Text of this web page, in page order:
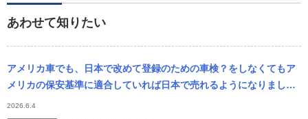
あわせて知りたい
アメリカ車でも、日本で改めて登録のための車検？をしなくてもア
メリカの保安基準に適合していれば日本で売れるようになりました
が、 結局アメリカメーカーはその制度を使ってませんよね？何故で
2026.6.4